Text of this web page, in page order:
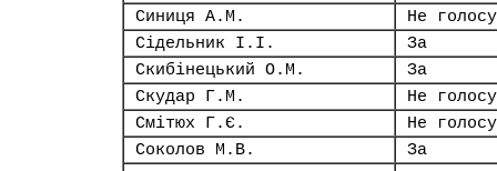
Синиця А.М.
Не
Сідельник І.І.
За
Скибінецький О.М.
За
Скудар Г.М.
Не
Смітюх Г.Є.
Не
Соколов М.В.
За